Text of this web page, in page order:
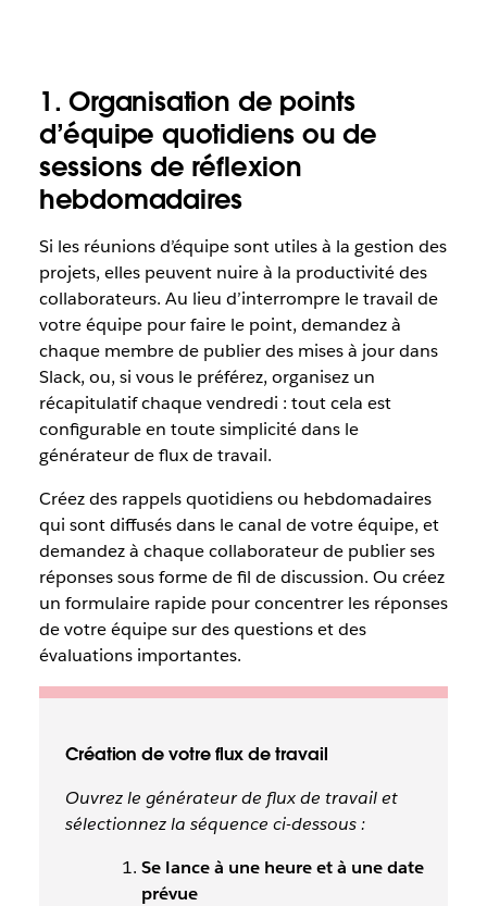
1. Organisation de points
d’équipe quotidiens ou de
sessions de réflexion
hebdomadaires
Si les réunions d’équipe sont utiles à la gestion des
projets, elles peuvent nuire à la productivité des
collaborateurs. Au lieu d’interrompre le travail de
votre équipe pour faire le point, demandez à
chaque membre de publier des mises à jour dans
Slack, ou, si vous le préférez, organisez un
récapitulatif chaque vendredi : tout cela est
configurable en toute simplicité dans le
générateur de flux de travail.
Créez des rappels quotidiens ou hebdomadaires
qui sont diffusés dans le canal de votre équipe, et
demandez à chaque collaborateur de publier ses
réponses sous forme de fil de discussion. Ou créez
un formulaire rapide pour concentrer les réponses
de votre équipe sur des questions et des
évaluations importantes.
Création de votre flux de travail
Ouvrez le générateur de flux de travail et
sélectionnez la séquence ci-dessous :
Se lance à une heure et à une date
prévue